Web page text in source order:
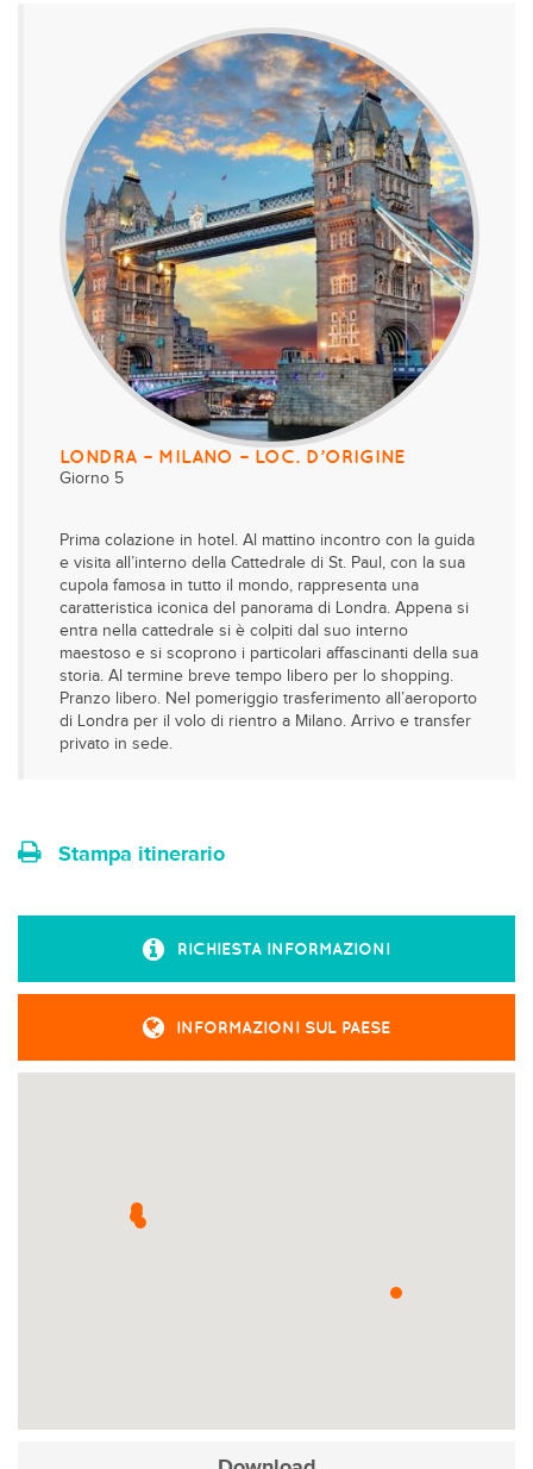
LONDRA – MILANO – LOC. D’ORIGINE
Giorno 5
Prima colazione in hotel. Al mattino incontro con la guida
e visita all’interno della Cattedrale di St. Paul, con la sua
cupola famosa in tutto il mondo, rappresenta una
caratteristica iconica del panorama di Londra. Appena si
entra nella cattedrale si è colpiti dal suo interno
maestoso e si scoprono i particolari affascinanti della sua
storia. Al termine breve tempo libero per lo shopping.
Pranzo libero. Nel pomeriggio trasferimento all’aeroporto
di Londra per il volo di rientro a Milano. Arrivo e transfer
privato in sede.
Stampa itinerario
RICHIESTA INFORMAZIONI
INFORMAZIONI SUL PAESE